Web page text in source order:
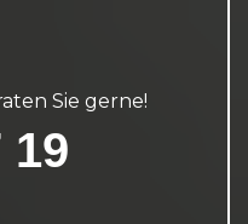
Sie gerne!
19